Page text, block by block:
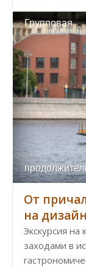
Групповая
От
на
Экскурсия
заходами в